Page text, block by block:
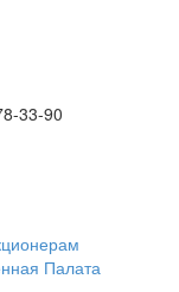
33-90
Палата